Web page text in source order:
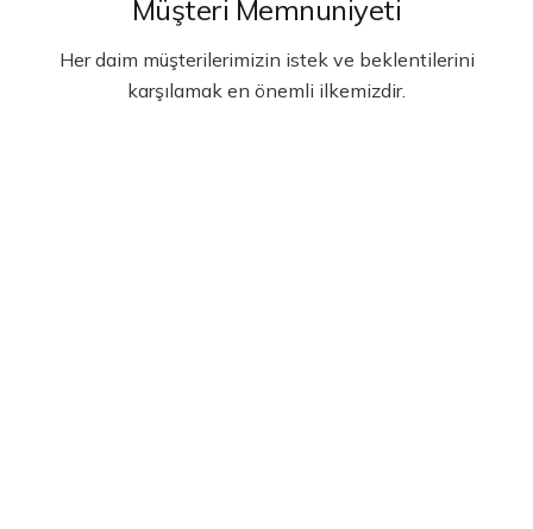
Müşteri Memnuniyeti
Her daim müşterilerimizin istek ve beklentilerini
karşılamak en önemli ilkemizdir.